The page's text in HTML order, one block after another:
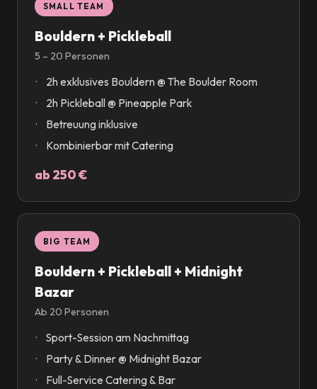
SMALL TEAM
Bouldern + Pickleball
5 – 20 Personen
2h exklusives Bouldern @ The Boulder Room
2h Pickleball @ Pineapple Park
Betreuung inklusive
Kombinierbar mit Catering
ab 250 €
BIG TEAM
Bouldern + Pickleball + Midnight
Bazar
Ab 20 Personen
Sport-Session am Nachmittag
Party & Dinner @ Midnight Bazar
Full-Service Catering & Bar